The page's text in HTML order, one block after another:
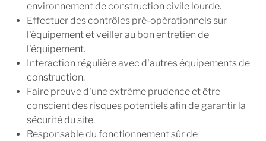
environnement de construction civile lourde.
Effectuer des contrôles pré-opérationnels sur
l'équipement et veiller au bon entretien de
l'équipement.
Interaction régulière avec d'autres équipements de
construction.
Faire preuve d'une extrême prudence et être
conscient des risques potentiels afin de garantir la
sécurité du site.
Responsable du fonctionnement sûr de